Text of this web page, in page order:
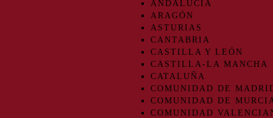
ANDALUCIA
ARAGÓN
ASTURIAS
CANTABRIA
CASTILLA Y LEÓN
CASTILLA-LA MANCHA
CATALUÑA
COMUNIDAD DE
COMUNIDAD DE
COMUNIDAD